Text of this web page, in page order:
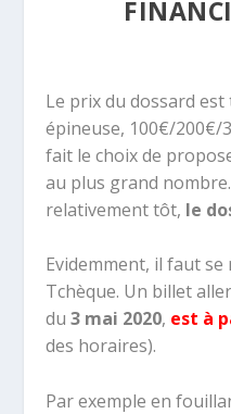
Le prix du dossard
épineuse, 100€/200€/
fait le choix de
au plus grand
relativement tôt, le
Evidemment, il faut
Tchèque. Un billet
du3 mai 2020, est à
des horaires).
Par exemple en